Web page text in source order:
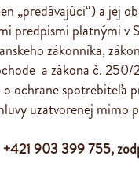
„predávajúci“) a jej
predpismi platnými v
zákonníka,
a zákona č.
ochrane spotrebiteľa
uzatvorenej mimo
903 399 755,